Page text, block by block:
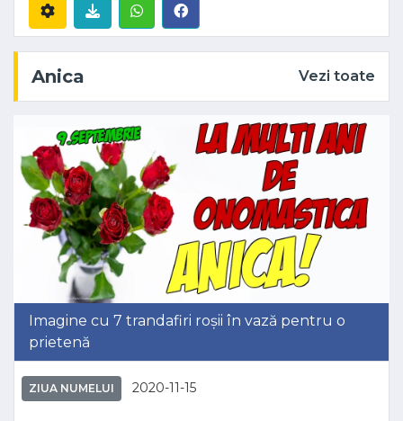
Anica Vezi toate
Imagine cu 7 trandafiri roșii în vază pentru o
prietenă
ZIUA NUMELUI 2020-11-15